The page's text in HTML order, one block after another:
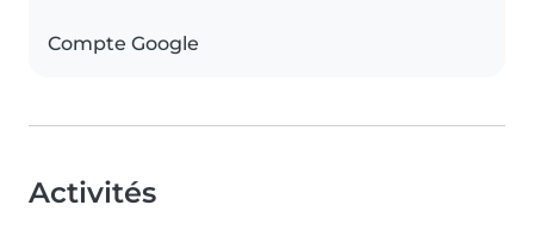
Compte Google
Activités